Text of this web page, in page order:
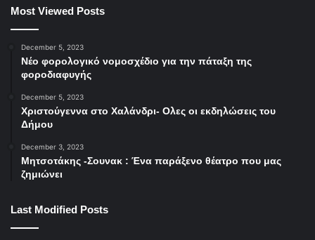
Most Viewed Posts
December 5, 2023
Νέο φορολογικό νομοσχέδιο για την πάταξη της
φοροδιαφυγής
December 5, 2023
Χριστούγεννα στο Χαλάνδρι- Ολες οι εκδηλώσεις του
Δήμου
December 3, 2023
Μητσοτάκης -Σουνακ : Ένα παράξενο θέατρο που μας
ζημιώνει
Last Modified Posts